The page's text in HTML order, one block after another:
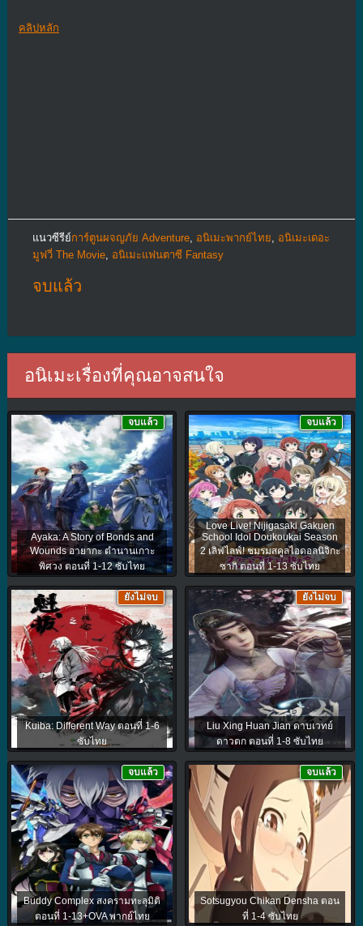
คลิปหลัก
แนวซีรีย์การ์ตูนผจญภัย Adventure, อนิเมะพากย์ไทย
อนิเมะเดอะ
มูฟวี่ The Movie, อนิเมะแฟนตาซี Fantasy
จบแล้ว
อนิเมะเรื่องที่คุณอาจสนใจ
Ayaka: A Story of Bonds and
Wounds อายากะ ตำนานเกาะ
พิศวง ตอนที่ 1-12 ซับไทย
จบแล้ว
Love Live! Nijigasaki Gakuen
School Idol Doukoukai Season
2 เลิฟไลฟ์! ชมรมสคูลไอดอลนิจิกะ
ซากิ ตอนที่ 1-13 ซับไทย
จบแล้ว
Kuiba: Different Way ตอนที่ 1-6
ซับไทย
ยังไม่จบ
Liu Xing Huan Jian ดาบเวทย์
ดาวตก ตอนที่ 1-8 ซับไทย
ยังไม่จบ
Buddy Complex สงครามทะลุมิติ
ตอนที่ 1-13+OVA พากย์ไทย
จบแล้ว
Sotsugyou Chikan Densha ตอน
ที่ 1-4 ซับไทย
จบแล้ว